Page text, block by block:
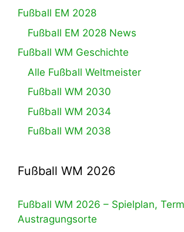
Fußball EM 2028
Fußball EM 2028 News
Fußball WM Geschichte
Alle Fußball Weltmeister
Fußball WM 2030
Fußball WM 2034
Fußball WM 2038
Fußball WM 2026
Fußball WM 2026 – Spielplan,
Austragungsorte